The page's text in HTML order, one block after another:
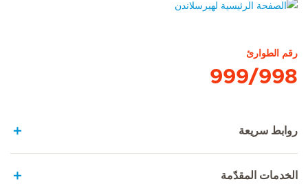
رقم الطوارئ
999/998
روابط سريعة
الخدمات المقدّمة